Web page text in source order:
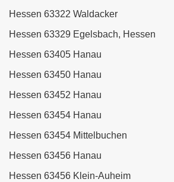
Hessen 63322 Waldacker
Hessen 63329 Egelsbach, Hessen
Hessen 63405 Hanau
Hessen 63450 Hanau
Hessen 63452 Hanau
Hessen 63454 Hanau
Hessen 63454 Mittelbuchen
Hessen 63456 Hanau
Hessen 63456 Klein-Auheim